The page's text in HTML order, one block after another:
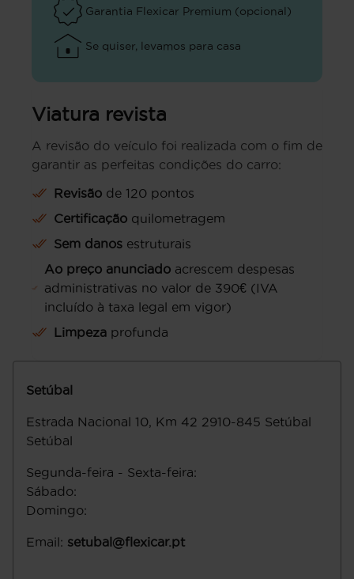
Garantia Flexicar Premium (opcional)
Se quiser, levamos para casa
Viatura revista
A revisão do veículo foi realizada com o fim de
garantir as perfeitas condições do carro:
Revisão de 120 pontos
Certificação quilometragem
Sem danos estruturais
Ao preço anunciado acrescem despesas
administrativas no valor de 390€ (IVA
incluído à taxa legal em vigor)
Limpeza profunda
Setúbal
Estrada Nacional 10, Km 42 2910-845 Setúbal
Setúbal
Segunda-feira - Sexta-feira:
Sábado:
Domingo:
Email: setubal@flexicar.pt